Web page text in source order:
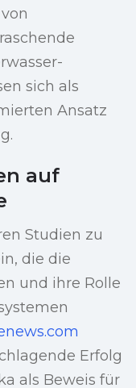
sich als
Ansatz
auf
Studien zu
die die
und ihre Rolle
Erfolg
als Beweis für